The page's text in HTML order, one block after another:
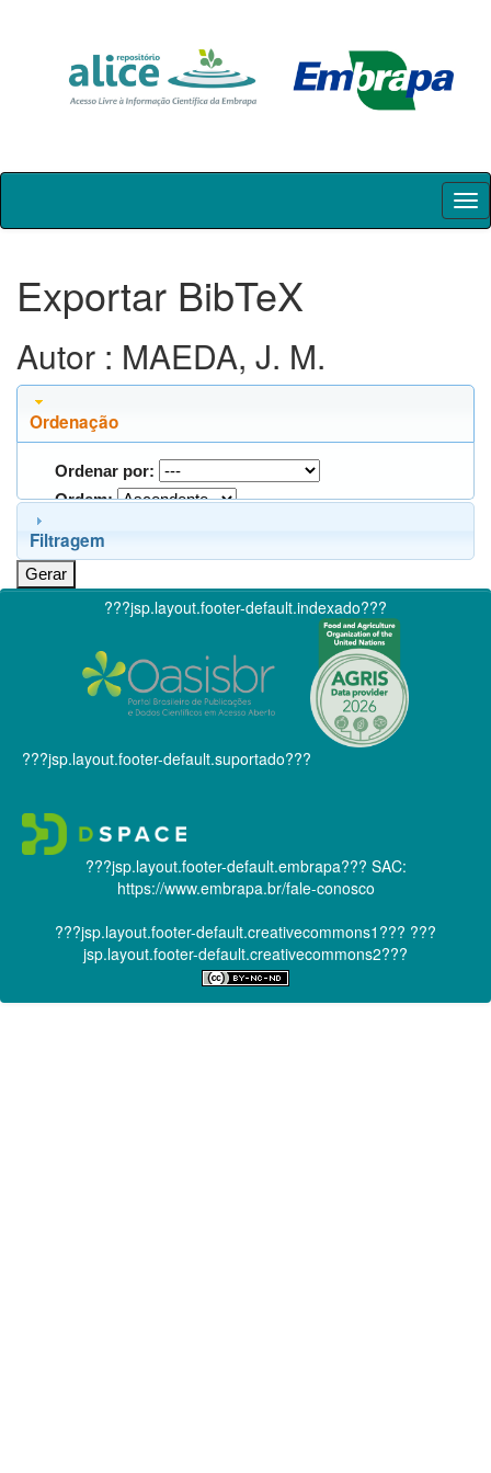
Skip
Exportar BibTeX
Autor : MAEDA, J. M.
Ordenação
Ordenar por:
Ordem:
Filtragem
???jsp.layout.footer-default.indexado???
???jsp.layout.footer-default.suportado???
???jsp.layout.footer-default.embrapa??? SAC:
https://www.embrapa.br/fale-conosco
???jsp.layout.footer-default.creativecommons1??? ???
jsp.layout.footer-default.creativecommons2???